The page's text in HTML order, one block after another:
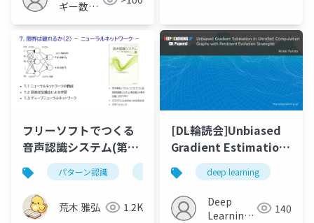
ギー数値
フリーソフトでつくる
音声認識システム(第2
版) 第7章パターン認識 ニューラルネットワーク
荒木 雅弘 1.2K
[DL輪読会]Unbiased
Gradient Estimation
in Unrolled
Computation Graphs
with Persistent
Evolution Strategies
deep learning
Deep
Learning
140